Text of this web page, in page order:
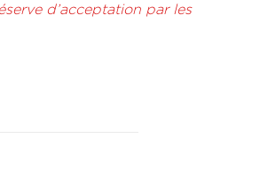
d’acceptation par les